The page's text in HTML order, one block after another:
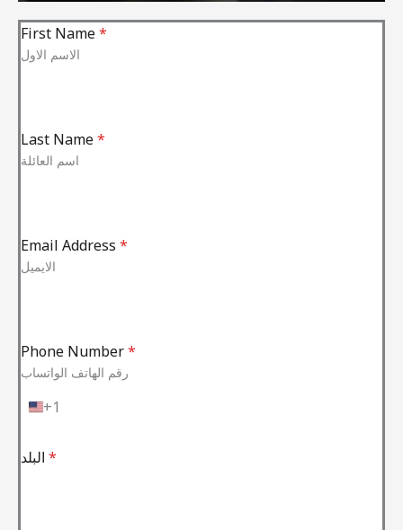
First Name*
الاسم الاول
Last Name*
اسم العائلة
Email Address *
الايميل
Phone Number*
رقم الهاتف الواتساب
U
t
+1
*